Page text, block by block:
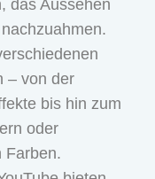
das Aussehen
– von der
bis hin zum
oder
Farben.